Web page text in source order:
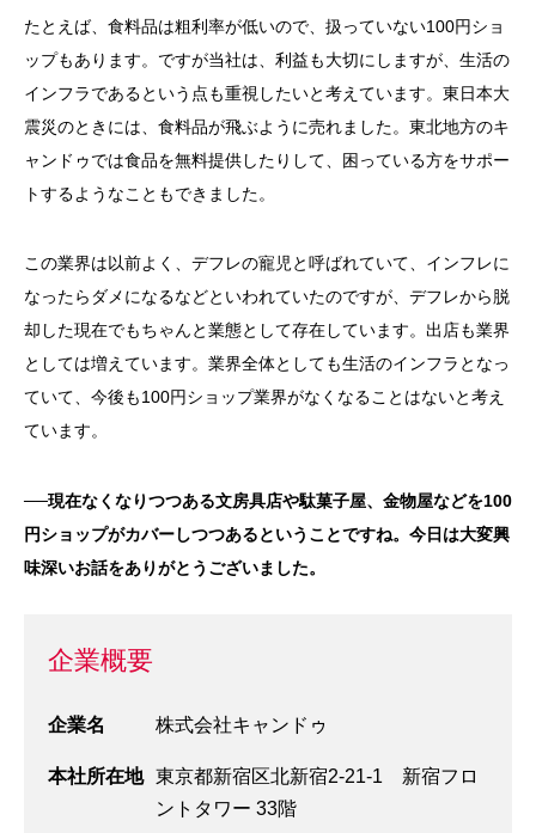
たとえば、食料品は粗利率が低いので、扱っていない100円ショ
ップもあります。ですが当社は、利益も大切にしますが、生活の
インフラであるという点も重視したいと考えています。東日本大
震災のときには、食料品が飛ぶように売れました。東北地方のキ
ャンドゥでは食品を無料提供したりして、困っている方をサポー
トするようなこともできました。
この業界は以前よく、デフレの寵児と呼ばれていて、インフレに
なったらダメになるなどといわれていたのですが、デフレから脱
却した現在でもちゃんと業態として存在しています。出店も業界
としては増えています。業界全体としても生活のインフラとなっ
ていて、今後も100円ショップ業界がなくなることはないと考え
ています。
──現在なくなりつつある文房具店や駄菓子屋、金物屋などを100
円ショップがカバーしつつあるということですね。今日は大変興
味深いお話をありがとうございました。
企業概要
企業名 株式会社キャンドゥ
本社所在地 東京都新宿区北新宿2-21-1 新宿フロ
ントタワー 33階